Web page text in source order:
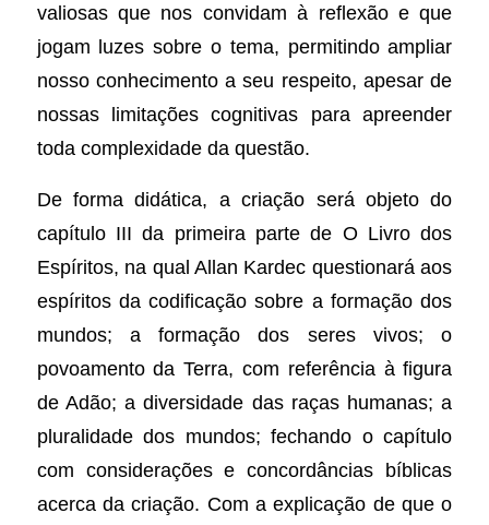
valiosas que nos convidam à reflexão e que
jogam luzes sobre o tema, permitindo ampliar
nosso conhecimento a seu respeito, apesar de
nossas limitações cognitivas para apreender
toda complexidade da questão.
De forma didática, a criação será objeto do
capítulo III da primeira parte de O Livro dos
Espíritos, na qual Allan Kardec questionará aos
espíritos da codificação sobre a formação dos
mundos; a formação dos seres vivos; o
povoamento da Terra, com referência à figura
de Adão; a diversidade das raças humanas; a
pluralidade dos mundos; fechando o capítulo
com considerações e concordâncias bíblicas
acerca da criação. Com a explicação de que o